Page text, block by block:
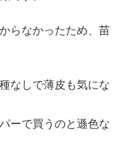
らなかったため、苗
なしで薄皮も気にな
ーで買うのと遜色な